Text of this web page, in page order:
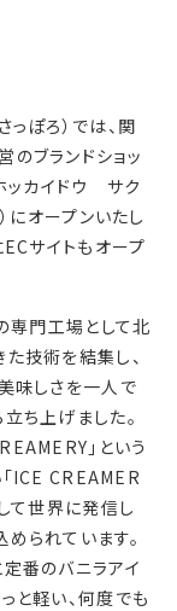
ぽろ）では、関
ブランドショッ
ッカイドウ サク
オープンいたし
ECサイトもオープ
専門工場として北
技術を結集し、
味しさを一人で
ち上げました。
」という
ICE CREAMER
て世界に発信し
られています。
番のバニラアイ
と軽い、何度でも